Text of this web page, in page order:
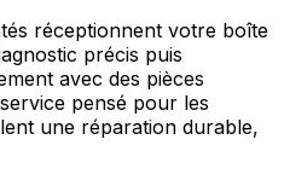
réceptionnent votre boîte
précis puis
avec des pièces
pensé pour les
une réparation durable,